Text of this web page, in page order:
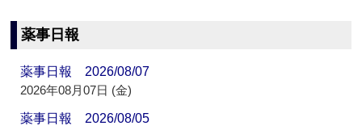
薬事日報
薬事日報 2026/08/07
2026年08月07日 (金)
薬事日報 2026/08/05